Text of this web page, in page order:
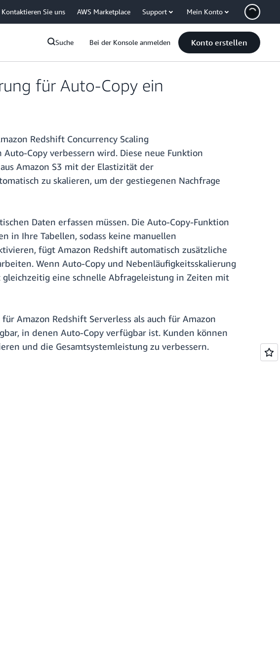
Kontaktieren Sie uns AWS Marketplace Support Mein Konto
Suche Bei der Konsole anmelden Konto erstellen
für Auto-Copy ein
Redshift Concurrency Scaling
Copy verbessern wird. Diese neue Funktion
Amazon S3 mit der Elastizität der
zu skalieren, um der gestiegenen Nachfrage
Daten erfassen müssen. Die Auto-Copy-Funktion
in Ihre Tabellen, sodass keine manuellen
fügt Amazon Redshift automatisch zusätzliche
Wenn Auto-Copy und Nebenläufigkeitsskalierung
eine schnelle Abfrageleistung in Zeiten mit
Amazon Redshift Serverless als auch für Amazon
in denen Auto-Copy verfügbar ist. Kunden können
und die Gesamtsystemleistung zu verbessern.